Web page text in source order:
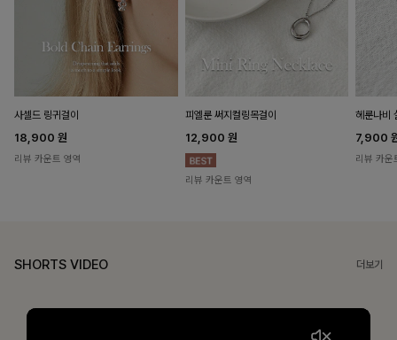
사셀드 링귀걸이
18,900 원
리뷰 카운트 영역
피엘룬 써지컬링목걸이
12,900 원
리뷰 카운트 영역
헤룬나비
7,900
리뷰 카운
SHORTS VIDEO 더보기